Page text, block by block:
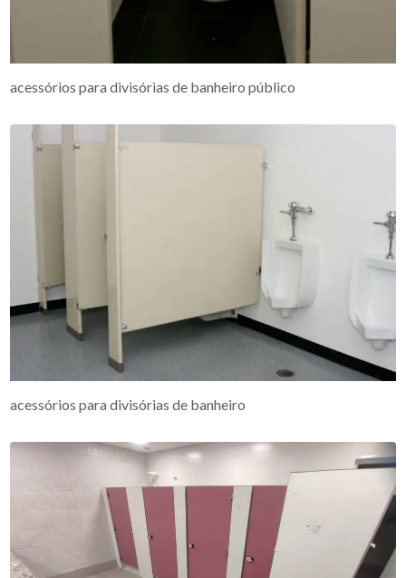
acessórios para divisórias de banheiro público
acessórios para divisórias de banheiro